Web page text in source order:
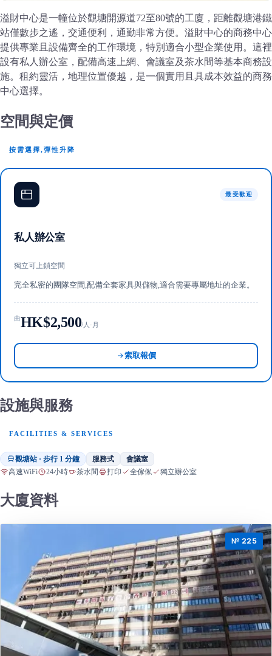
溢財中心是一幢位於觀塘開源道72至80號的工廈，距離觀塘港鐵
站僅數步之遙，交通便利，通勤非常方便。溢財中心的商務中心
提供專業且設備齊全的工作環境，特別適合小型企業使用。這裡
設有私人辦公室，配備高速上網、會議室及茶水間等基本商務設
施。租約靈活，地理位置優越，是一個實用且具成本效益的商務
中心選擇。
空間與定價
按需選擇,彈性升降
最受歡迎
私人辦公室
獨立可上鎖空間
完全私密的團隊空間,配備全套家具與儲物,適合需要專屬地址的企業。
由HK$2,500/人·月
索取報價
設施與服務
FACILITIES & SERVICES
觀塘站 · 步行 1 分鐘 服務式 會議室
高速WiFi 24小時 茶水間 打印 全傢俬 獨立辦公室
大廈資料
№ 225